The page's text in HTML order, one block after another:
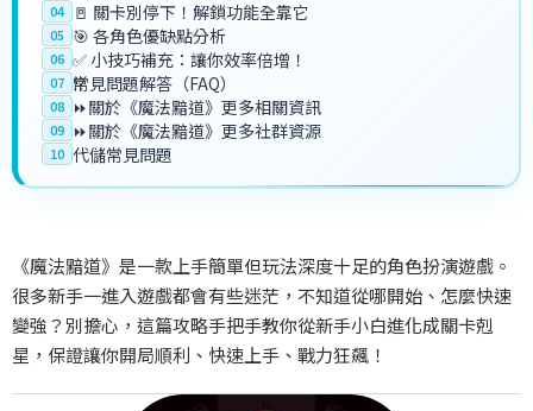
04 🚪 關卡別停下！解鎖功能全靠它
05 🎯 各角色優缺點分析
06 ✅ 小技巧補充：讓你效率倍增！
07 ⁉️常見問題解答（FAQ）
08 ⏩關於《魔法黯道》更多相關資訊
09 ⏩關於《魔法黯道》更多社群資源
10 代儲常見問題
《魔法黯道》是一款上手簡單但玩法深度十足的角色扮演遊戲。
很多新手一進入遊戲都會有些迷茫，不知道從哪開始、怎麼快速
變強？別擔心，這篇攻略手把手教你從新手小白進化成關卡剋
星，保證讓你開局順利、快速上手、戰力狂飆！